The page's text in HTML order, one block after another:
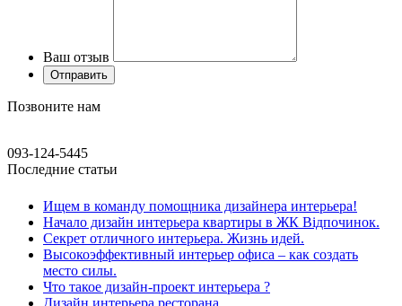
Ваш отзыв
Позвоните нам
093-124-5445
Последние статьи
Ищем в команду помощника дизайнера интерьера!
Начало дизайн интерьера квартиры в ЖК Відпочинок.
Секрет отличного интерьера. Жизнь идей.
Высокоэффективный интерьер офиса – как создать
место силы.
Что такое дизайн-проект интерьера ?
Дизайн интерьера ресторана